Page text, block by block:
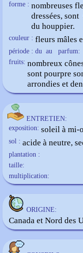
forme : nombreuses
dressées,
du houppier.
couleur : fleurs mâles
période : du au
parfum:
fruits: nombreux
sont pourpre
arrondies et
ENTRETIEN:
exposition: soleil à mi-
sol : acide à neutre,
plantation :
taille:
multiplication:
ORIGINE:
Canada et Nord des